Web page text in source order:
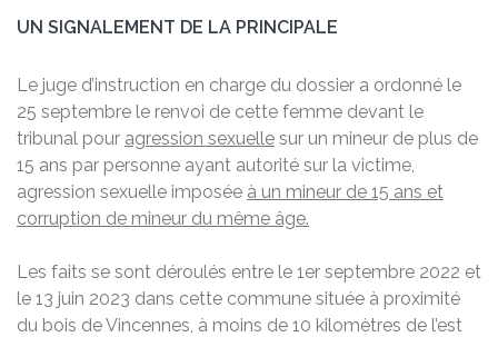
UN SIGNALEMENT DE LA PRINCIPALE
Le juge d’instruction en charge du dossier a ordonné le
25 septembre le renvoi de cette femme devant le
tribunal pour agression sexuelle sur un mineur de plus de
15 ans par personne ayant autorité sur la victime,
agression sexuelle imposée à un mineur de 15 ans et
corruption de mineur du même âge.
Les faits se sont déroulés entre le 1er septembre 2022 et
le 13 juin 2023 dans cette commune située à proximité
du bois de Vincennes, à moins de 10 kilomètres de l’est